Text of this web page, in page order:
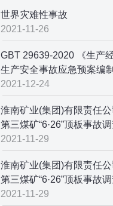
世界灾难性事故
2021-11-26
GBT 29639-2020 《生产
生产安全事故应急预案编
2021-12-24
淮南矿业(集团)有限责任
第三煤矿“6·26”顶板事故
2021-11-29
淮南矿业(集团)有限责任
第三煤矿“6·26”顶板事故
2021-11-29